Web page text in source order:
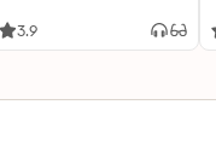
3.9